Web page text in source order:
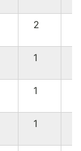
2
1
1
1